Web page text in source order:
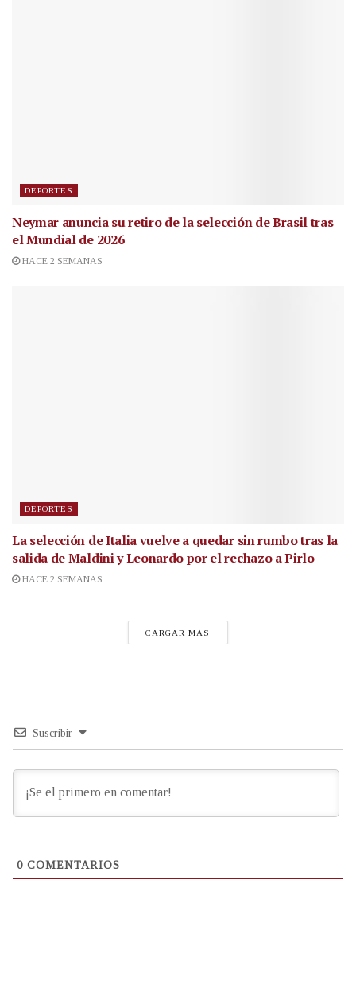
DEPORTES
Neymar anuncia su retiro de la selección de Brasil tras
el Mundial de 2026
HACE 2 SEMANAS
DEPORTES
La selección de Italia vuelve a quedar sin rumbo tras la
salida de Maldini y Leonardo por el rechazo a Pirlo
HACE 2 SEMANAS
CARGAR MÁS
Suscribir
0 COMENTARIOS